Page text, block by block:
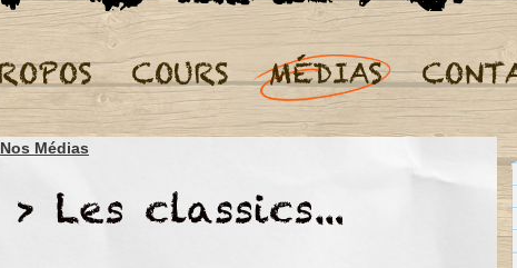
Nos Médias
Cours de Capoeira Paris - Nos Médias
Camafeu, Camafeu cadê Maria
Foi passear, Maria foi passear